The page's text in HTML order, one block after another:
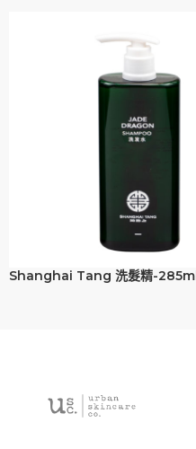
Shanghai Tang 洗髮精-285ml